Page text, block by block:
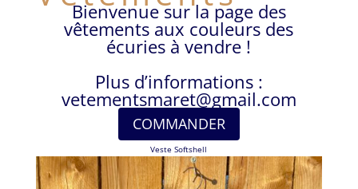
Bienvenue sur la page des
vêtements aux couleurs des
écuries à vendre !
Plus d’informations :
vetementsmaret@gmail.com
COMMANDER
Veste Softshell